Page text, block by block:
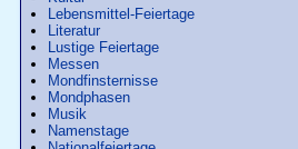
Lebensmittel-Feiertage
Literatur
Lustige Feiertage
Messen
Mondfinsternisse
Mondphasen
Musik
Namenstage